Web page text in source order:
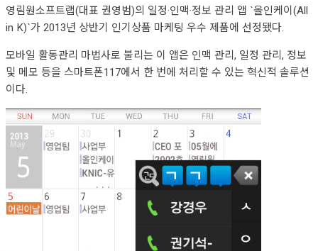
영림원소프트랩(대표 권영범)의 일정·인맥·정보 관리 앱 `올인케이(All
in K)`가 2013년 상반기 인기상품 마케팅 우수 제품에 선정됐다.
모바일 활동관리 마법사로 불리는 이 앱은 인맥 관리, 일정 관리, 정보
및 메모 등을 스마트폰117에서 한 번에 처리할 수 있는 혁신적 솔루션
이다.